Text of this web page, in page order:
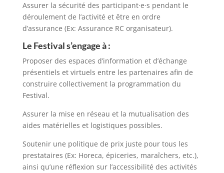
Assurer la sécurité des participant·e·s pendant le
déroulement de l’activité et être en ordre
d’assurance (Ex: Assurance RC organisateur).
Le Festival s’engage à :
Proposer des espaces d’information et d’échange
présentiels et virtuels entre les partenaires afin de
construire collectivement la programmation du
Festival.
Assurer la mise en réseau et la mutualisation des
aides matérielles et logistiques possibles.
Soutenir une politique de prix juste pour tous les
prestataires (Ex: Horeca, épiceries, maraîchers, etc.),
ainsi qu’une réflexion sur l’accessibilité des activités